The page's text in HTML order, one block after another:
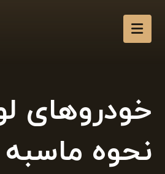
خودروهای
نحوه